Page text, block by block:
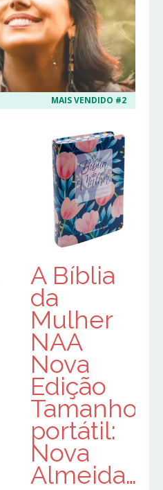
MAIS VENDIDO #2
A Bíblia
da
Mulher
NAA
Nova
Edição
Tamanho
portátil:
Nova
Almeida…